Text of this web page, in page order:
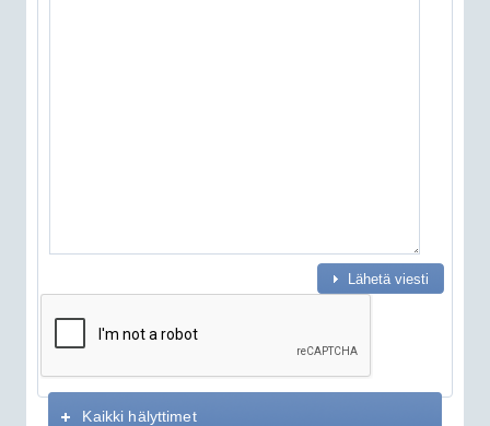
Lähetä viesti
Kaikki hälyttimet